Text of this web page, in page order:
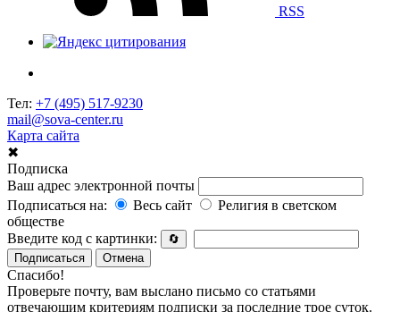
RSS
Тел: +7 (495) 517-9230
mail@sova-center.ru
Карта сайта
✖
Подписка
Ваш адрес электронной почты
Подписаться на:
Весь сайт
Религия в светском
обществе
Введите код с картинки:
🔄
Подписаться
Отмена
Спасибо!
Проверьте почту, вам выслано письмо со статьями
отвечающим критериям подписки за последние трое суток.